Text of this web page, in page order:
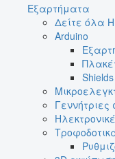
Εξαρτήματα
Δείτε όλα
Arduino
Γεννήτριες